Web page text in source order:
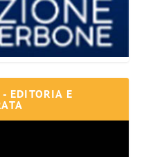
- EDITORIA E